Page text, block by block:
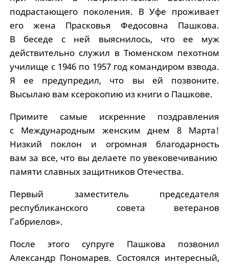
подрастающего поколения. В Уфе проживает
его жена Прасковья Федосовна Пашкова.
В беседе с ней выяснилось, что ее муж
действительно служил в Тюменском пехотном
училище с 1946 по 1957 год командиром взвода.
Я ее предупредил, что вы ей позвоните.
Высылаю вам ксерокопию из книги о Пашкове.
Примите самые искренние поздравления
с Международным женским днем 8 Марта!
Низкий поклон и огромная благодарность
вам за все, что вы делаете по увековечиванию
памяти славных защитников Отечества.
Первый заместитель председателя
республиканского совета ветеранов
Габриелов».
После этого супруге Пашкова позвонил
Александр Пономарев. Состоялся интересный,